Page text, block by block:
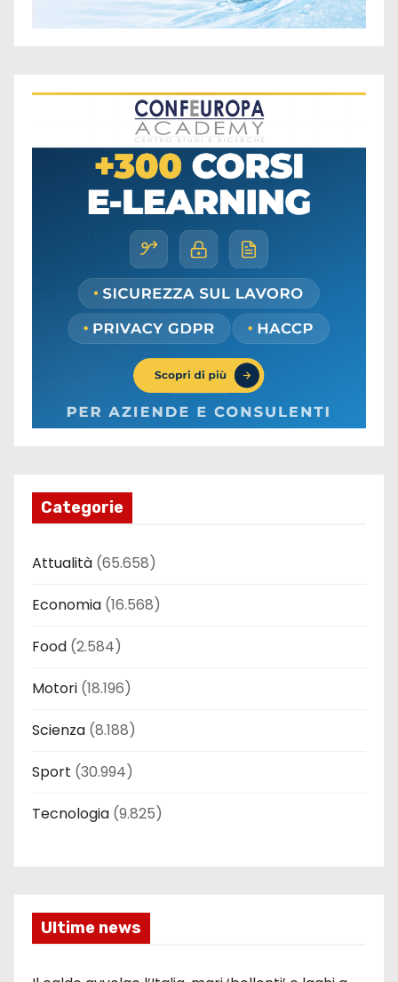
Categorie
Attualità (65.658)
Economia (16.568)
Food (2.584)
Motori (18.196)
Scienza (8.188)
Sport (30.994)
Tecnologia (9.825)
Ultime news